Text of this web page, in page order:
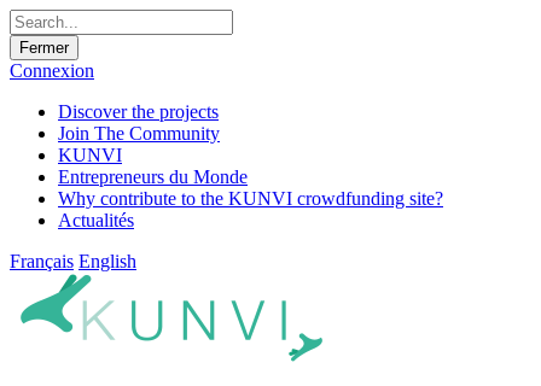
Fermer
Connexion
Discover the projects
Join The Community
KUNVI
Entrepreneurs du Monde
Why contribute to the KUNVI crowdfunding site?
Actualités
Français English